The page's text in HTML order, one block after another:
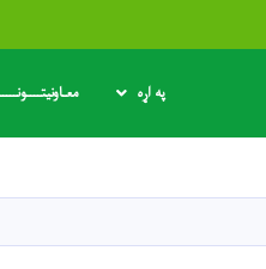
په اړه